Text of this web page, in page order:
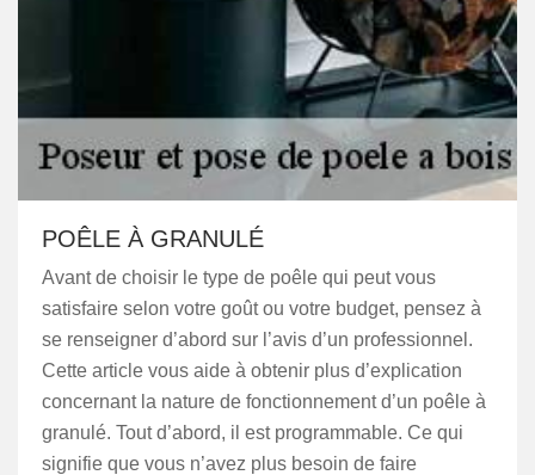
POÊLE À GRANULÉ
Avant de choisir le type de poêle qui peut vous
satisfaire selon votre goût ou votre budget, pensez à
se renseigner d’abord sur l’avis d’un professionnel.
Cette article vous aide à obtenir plus d’explication
concernant la nature de fonctionnement d’un poêle à
granulé. Tout d’abord, il est programmable. Ce qui
signifie que vous n’avez plus besoin de faire